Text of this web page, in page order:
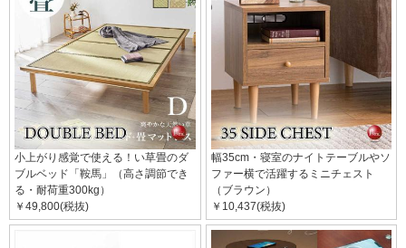
小上がり感覚で使える！い草畳のダ
ブルベッド「鞍馬」（高さ調節でき
る・耐荷重300kg）
￥49,800(税抜)
幅35cm・寝室のナイトテーブルやソ
ファー横で活躍するミニチェスト
（ブラウン）
￥10,437(税抜)